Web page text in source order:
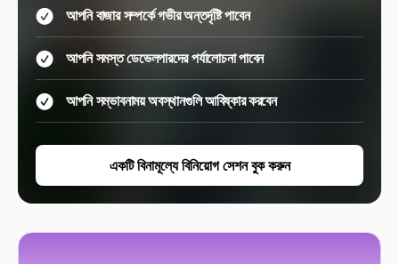
আপনি বাজার সম্পর্কে গভীর অন্তর্দৃষ্টি পাবেন
আপনি সমস্ত ডেভেলপারদের পর্যালোচনা পাবেন
আপনি সম্ভাবনাময় অবস্থানগুলি আবিষ্কার করবেন
একটি বিনামূল্যে বিনিয়োগ সেশন বুক করুন